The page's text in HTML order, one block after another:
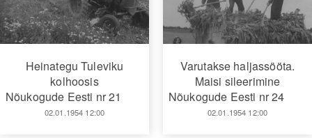
Heinategu Tuleviku
kolhoosis
Nõukogude Eesti nr 21
02.01.1954 12:00
Varutakse haljassööta.
Maisi sileerimine
Nõukogude Eesti nr 24
02.01.1954 12:00